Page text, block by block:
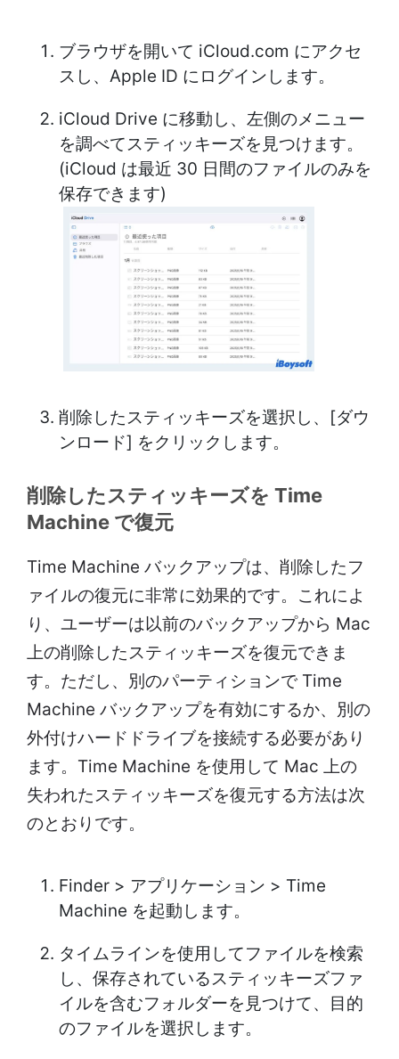
ブラウザを開いて iCloud.com にアクセ
スし、Apple ID にログインします。
iCloud Drive に移動し、左側のメニュー
を調べてスティッキーズを見つけます。
(iCloud は最近 30 日間のファイルのみを
保存できます)
削除したスティッキーズを選択し、[ダウ
ンロード] をクリックします。
削除したスティッキーズを Time
Machine で復元
Time Machine バックアップは、削除したフ
ァイルの復元に非常に効果的です。これによ
り、ユーザーは以前のバックアップから Mac
上の削除したスティッキーズを復元できま
す。ただし、別のパーティションで Time
Machine バックアップを有効にするか、別の
外付けハードドライブを接続する必要があり
ます。Time Machine を使用して Mac 上の
失われたスティッキーズを復元する方法は次
のとおりです。
Finder > アプリケーション > Time
Machine を起動します。
タイムラインを使用してファイルを検索
し、保存されているスティッキーズファ
イルを含むフォルダーを見つけて、目的
のファイルを選択します。